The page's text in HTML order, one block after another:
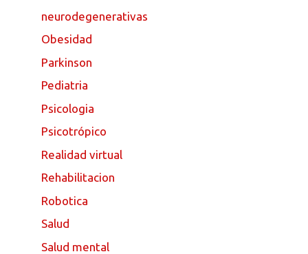
neurodegenerativas
Obesidad
Parkinson
Pediatria
Psicologia
Psicotrópico
Realidad virtual
Rehabilitacion
Robotica
Salud
Salud mental